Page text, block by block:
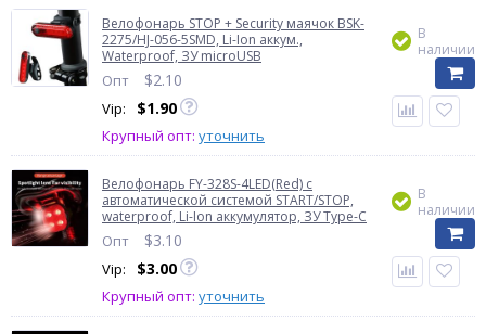
Велофонарь STOP + Security маячoк BSK-
2275/HJ-056-5SMD, Li-Ion аккум.,
Waterproof, ЗУ microUSB
Опт $2.10
Vip: $1.90
Крупный опт: уточнить
В
наличии
Велофонарь FY-328S-4LED(Red) с
автоматической системой START/STOP,
waterproof, Li-Ion аккумулятор, ЗУ Type-C
Опт $3.10
Vip: $3.00
Крупный опт: уточнить
В
наличии